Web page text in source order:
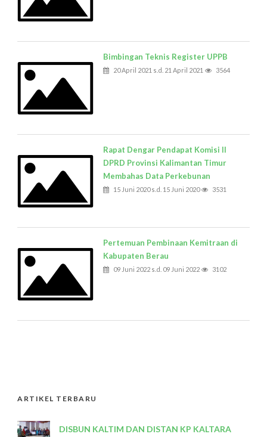
Bimbingan Teknis Register UPPB
20 April 2021 s.d. 21 April 2021 3564
Rapat Dengar Pendapat Komisi II
DPRD Provinsi Kalimantan Timur
Membahas Data Perkebunan
15 Juni 2020 s.d. 15 Juni 2020 3531
Pertemuan Pembinaan Kemitraan di
Kabupaten Berau
09 Juni 2022 s.d. 09 Juni 2022 3102
ARTIKEL TERBARU
DISBUN KALTIM DAN DISTAN KP KALTARA